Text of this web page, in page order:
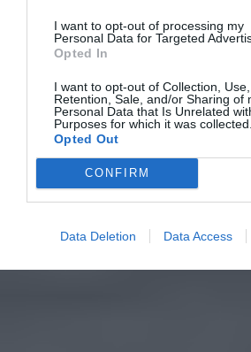
I want to opt-out of processing my
Personal Data for Targeted
Opted In
I want to opt-out of Collection, Use,
Retention, Sale, and/or Sharing of
Personal Data that Is Unrelated
Purposes for which it was collected.
Opted Out
CONFIRM
Data Deletion Data Access